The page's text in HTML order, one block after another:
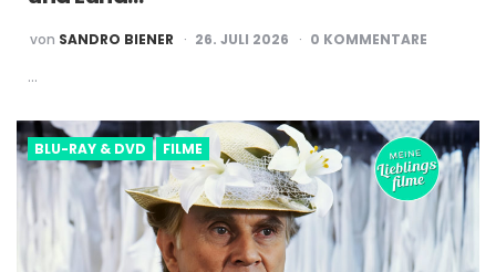
POSTED
BY
von SANDRO BIENER 26. JULI 2026 0 KOMMENTARE
…
BLU-RAY & DVD FILME